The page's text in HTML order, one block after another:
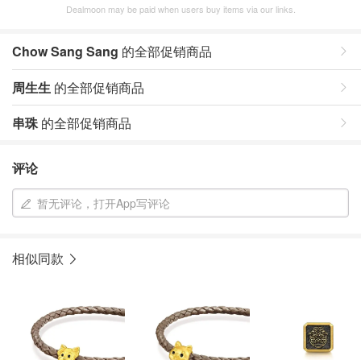
Dealmoon may be paid when users buy items via our links.
Chow Sang Sang 的全部促销商品
周生生 的全部促销商品
串珠的全部促销商品
评论
暂无评论，打开App写评论
相似同款